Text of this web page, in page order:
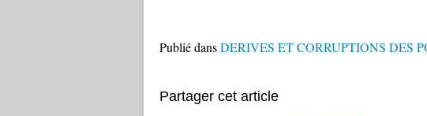
Publié dansDERIVES ET CORRUPTIONS DES
Partager cet article